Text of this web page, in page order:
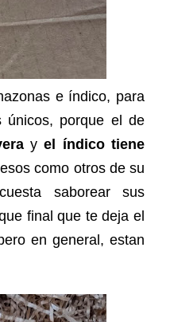
e índico, para
únicos, porque el de
yel índico tiene
como otros de su
saborear sus
final que te deja el
en general, estan